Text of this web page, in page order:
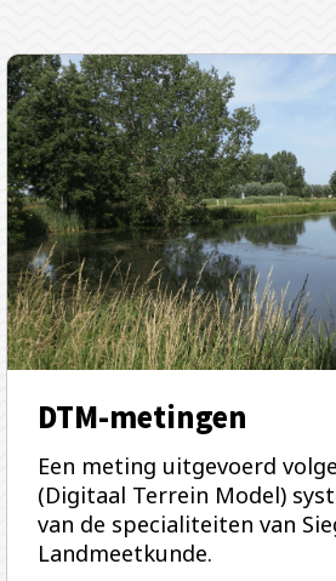
DTM-metingen
Een meting uitgevoerd
(Digitaal Terrein Model)
van de specialiteiten van
Landmeetkunde.